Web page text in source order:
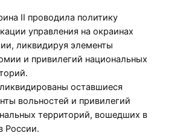
II проводила политику
управления на окраинах
ликвидируя элементы
и привилегий национальных
оставшиеся
вольностей и привилегий
территорий, вошедших в
России.